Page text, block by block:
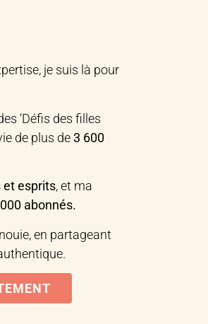
je suis là pour
‘Défis des filles
de plus de3 600
esprits, et ma
abonnés.
en partageant